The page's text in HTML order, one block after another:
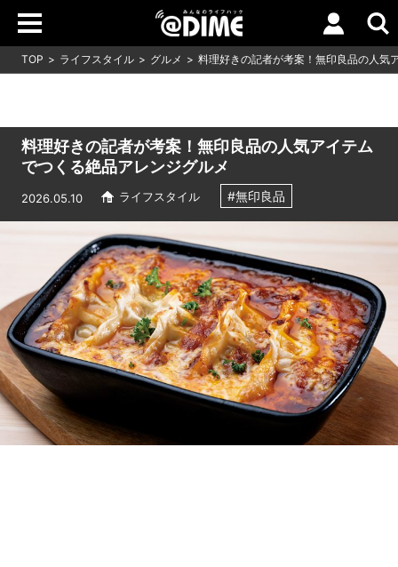
TOP ライフスタイル グルメ 料理好きの記者が考案！無印良品の人気
料理好きの記者が考案！無印良品の人気アイテム
でつくる絶品アレンジグルメ
2026.05.10 ライフスタイル #無印良品